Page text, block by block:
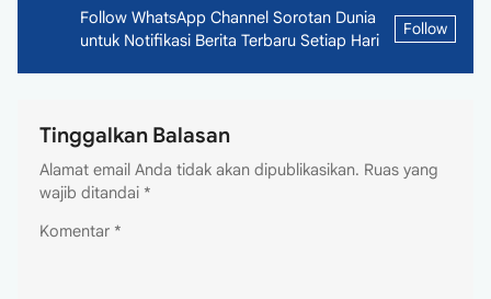
Follow WhatsApp Channel Sorotan Dunia
untuk Notifikasi Berita Terbaru Setiap Hari
Follow
Tinggalkan Balasan
Alamat email Anda tidak akan dipublikasikan. Ruas yang
wajib ditandai *
Komentar *